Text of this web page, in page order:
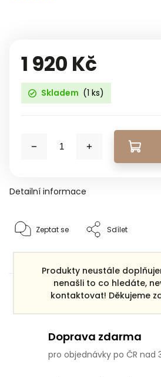
Produkty neustále
nenašli to co hledáte,
kontaktovat! Děkujeme
1 920 Kč
Skladem (1 ks)
Detailní informace
Zeptat se Sdílet
Dárek zdarma
Doprava zdarma
pro objednávky po ČR nad